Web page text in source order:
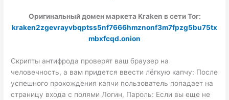
Оригинальный домен маркета Kraken в сети Tor:
kraken2zgevrayvbqptss5nf7666hmznonf3m7fpzg5bu75tx
mbxfcqd.onion
Скрипты антифрода проверят ваш браузер на
человечность, а вам придется ввести лёгкую капчу: После
успешного прохождения капчи пользователь попадает на
страницу входа с полями Логин, Пароль: Если вы еще не